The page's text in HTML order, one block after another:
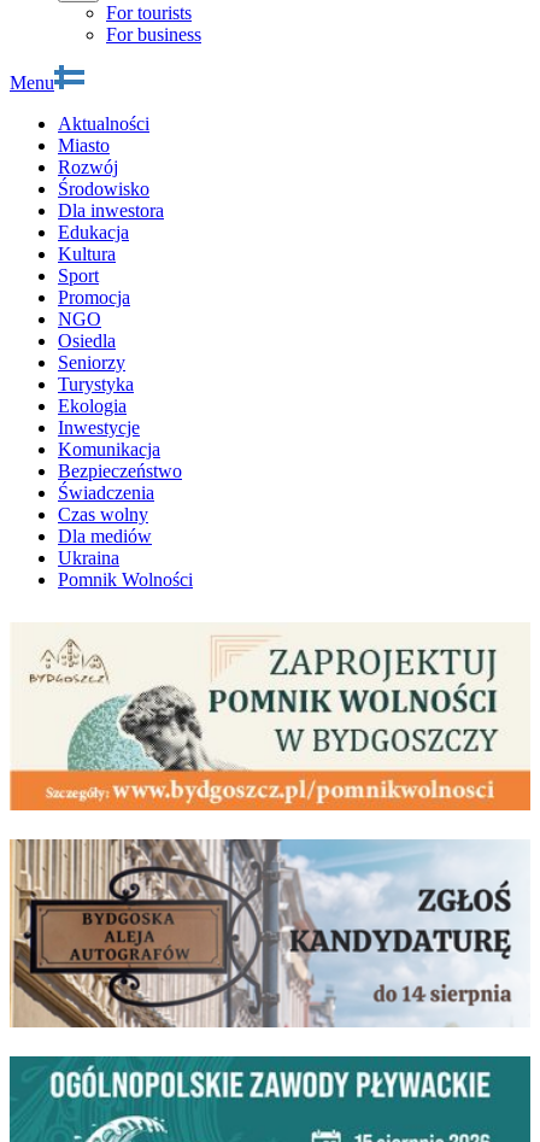
For tourists
For business
Menu
Aktualności
Miasto
Rozwój
Środowisko
Dla inwestora
Edukacja
Kultura
Sport
Promocja
NGO
Osiedla
Seniorzy
Turystyka
Ekologia
Inwestycje
Komunikacja
Bezpieczeństwo
Świadczenia
Czas wolny
Dla mediów
Ukraina
Pomnik Wolności